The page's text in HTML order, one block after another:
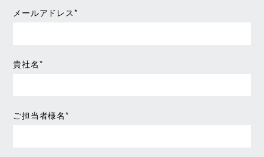
メールアドレス*
貴社名*
ご担当者様名*